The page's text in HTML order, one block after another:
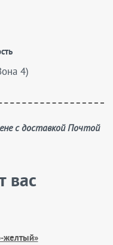
4)
вас